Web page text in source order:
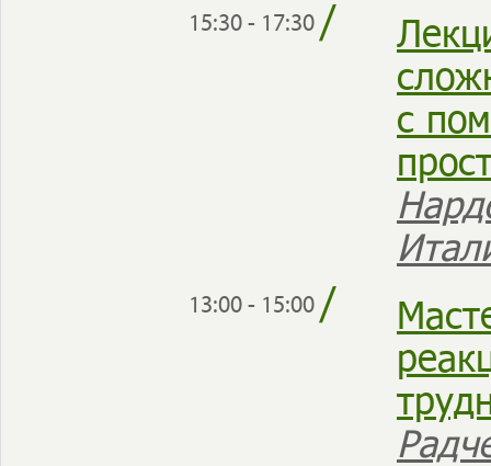
15:30 - 17:30/
с
13:00 - 15:00/